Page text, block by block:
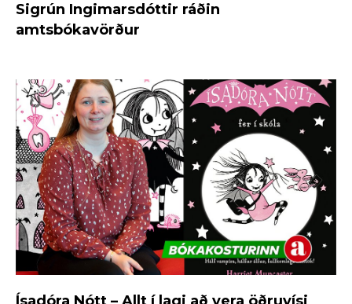
Sigrún Ingimarsdóttir ráðin
amtsbókavörður